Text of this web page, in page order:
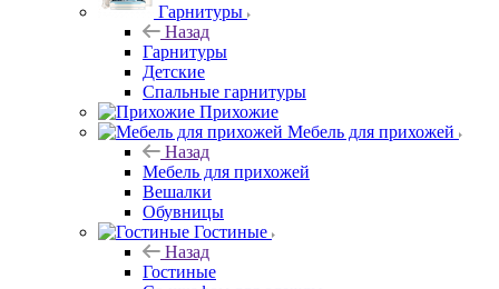
Гарнитуры
Назад
Гарнитуры
Детские
Спальные гарнитуры
Прихожие
Мебель для прихожей
Назад
Мебель для прихожей
Вешалки
Обувницы
Гостиные
Назад
Гостиные